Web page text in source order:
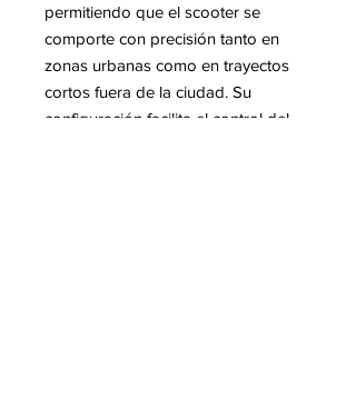
permitiendo que el scooter se
comporte con precisión tanto en
zonas urbanas como en trayectos
cortos fuera de la ciudad. Su
configuración facilita el control del